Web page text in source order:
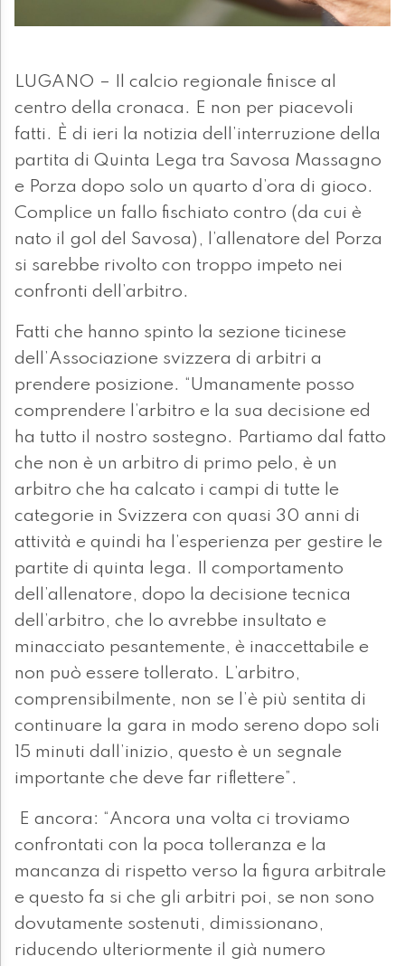
LUGANO – Il calcio regionale finisce al
centro della cronaca. E non per piacevoli
fatti. È di ieri la notizia dell’interruzione della
partita di Quinta Lega tra Savosa Massagno
e Porza dopo solo un quarto d’ora di gioco.
Complice un fallo fischiato contro (da cui è
nato il gol del Savosa), l’allenatore del Porza
si sarebbe rivolto con troppo impeto nei
confronti dell’arbitro.
Fatti che hanno spinto la sezione ticinese
dell’Associazione svizzera di arbitri a
prendere posizione. “Umanamente posso
comprendere l’arbitro e la sua decisione ed
ha tutto il nostro sostegno. Partiamo dal fatto
che non è un arbitro di primo pelo, è un
arbitro che ha calcato i campi di tutte le
categorie in Svizzera con quasi 30 anni di
attività e quindi ha l’esperienza per gestire le
partite di quinta lega. Il comportamento
dell’allenatore, dopo la decisione tecnica
dell’arbitro, che lo avrebbe insultato e
minacciato pesantemente, è inaccettabile e
non può essere tollerato. L’arbitro,
comprensibilmente, non se l’è più sentita di
continuare la gara in modo sereno dopo soli
15 minuti dall’inizio, questo è un segnale
importante che deve far riflettere”.
E ancora: “Ancora una volta ci troviamo
confrontati con la poca tolleranza e la
mancanza di rispetto verso la figura arbitrale
e questo fa si che gli arbitri poi, se non sono
dovutamente sostenuti, dimissionano,
riducendo ulteriormente il già numero